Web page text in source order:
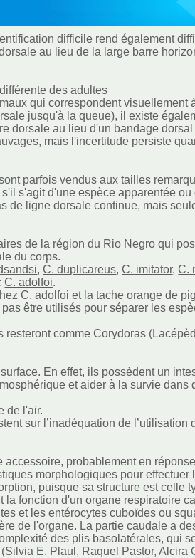
difficile rend également
au lieu de la large barre
des adultes
qui correspondent visuellement
jusqu'à la queue), il existe
dorsale au lieu d'un bandage dorsal
mais l'incertitude persiste
parfois vendus aux tailles
s'agit d'une espèce apparentée ou
de ligne dorsale continue, mais
de la région du Rio Negro qui
du corps.
, C. duplicareus, C. imitator, C.
C. adolfoi.
C. adolfoi et la tache orange de
être utilisés pour séparer les
comme Corydoras
En effet, ils possèdent un
et aider à la survie dans
de l'air.
sur l’inadéquation de l’utilisation
probablement en
morphologiques pour effectuer
puisque sa structure est celle
fonction d'un organe respiratoire
et les entérocytes cuboïdes ou
de l'organe. La partie caudale a
des plis basolatérales, qui
E. Plaul, Raquel Pastor, Alcira